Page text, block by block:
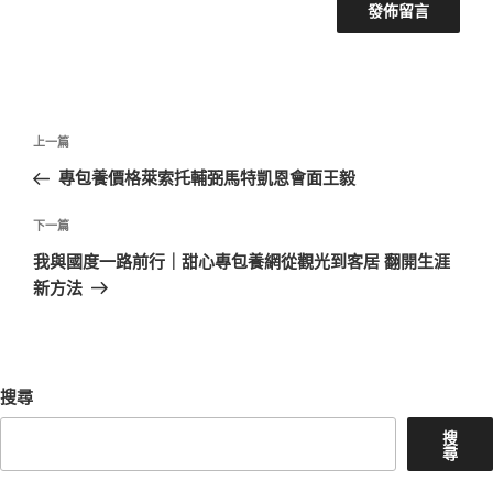
文
導
覽
上
一
文
章
上一篇
專包養價格萊索托輔弼馬特凱恩會面王毅
下
一
篇
下一篇
我與國度一路前行｜甜心專包養網從觀光到客居 翻開生涯
新方法
搜尋
搜
尋